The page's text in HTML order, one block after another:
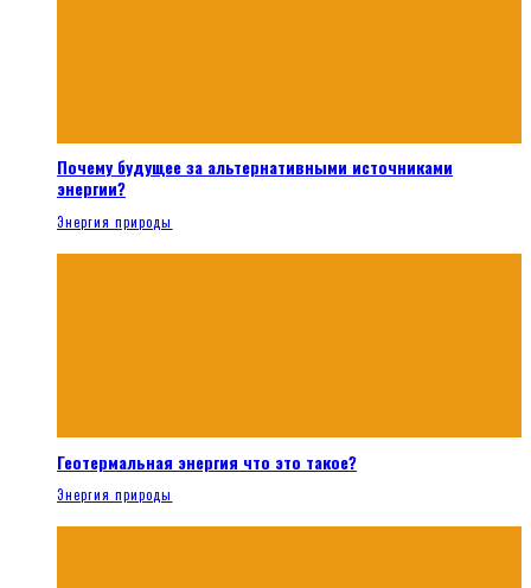
Почему будущее за альтернативными источниками
энергии?
Энергия природы
Геотермальная энергия что это такое?
Энергия природы